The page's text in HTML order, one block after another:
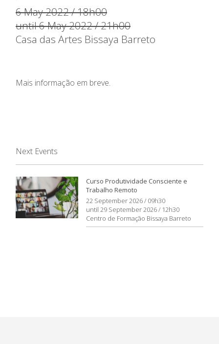
6 May 2022 / 18h00
until 6 May 2022 / 21h00
Casa das Artes Bissaya Barreto
Mais informação em breve.
Next Events
Curso Produtividade Consciente e
Trabalho Remoto
22 September 2026 / 09h30
until 29 September 2026 / 12h30
Centro de Formação Bissaya Barreto